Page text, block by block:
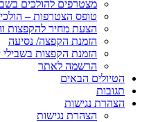
מצטרפים להולכים
טופס הצטרפות –
הצעת מחיר להקפצות
הזמנת הקפצה/ נסיעה
הזמנת הקפצות
הרשמה לאתר
הטיולים הבאים
תגובות
הצהרת נגישות
הצהרת נגישות